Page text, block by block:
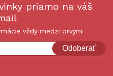
priamo na váš
vždy medzi prvými
Odoberať